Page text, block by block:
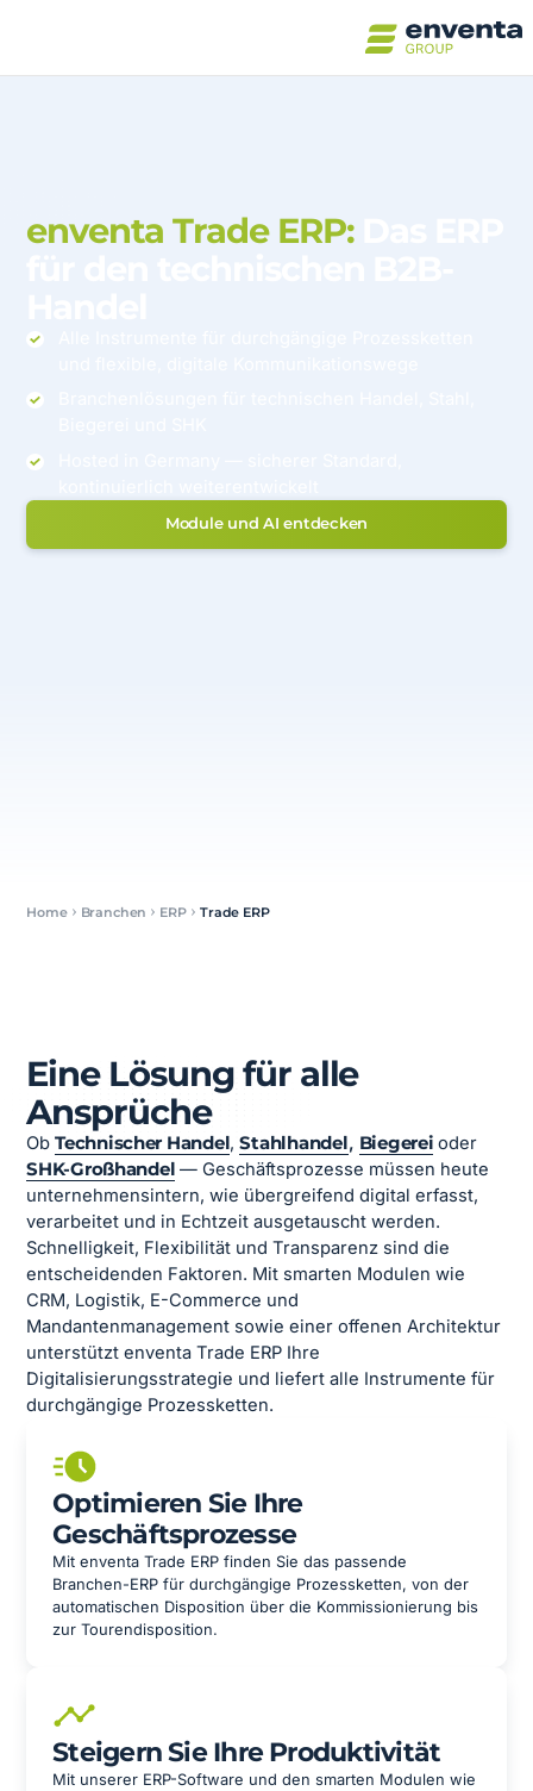
enventa Trade ERP:Das ERP
Module und AI entdecken
Home Branchen ERP Trade ERP
Eine Lösung für alle
Ansprüche
ObTechnischer Handel , Stahlhandel , Biegerei oder
SHK-Großhandel — Geschäftsprozesse müssen heute
unternehmensintern, wie übergreifend digital erfasst,
verarbeitet und in Echtzeit ausgetauscht werden.
Schnelligkeit, Flexibilität und Transparenz sind die
entscheidenden Faktoren. Mit smarten Modulen wie
CRM, Logistik, E-Commerce und
Mandantenmanagement sowie einer offenen Architektur
unterstützt enventa Trade ERP Ihre
Digitalisierungsstrategie und liefert alle Instrumente für
durchgängige Prozessketten.
Optimieren Sie Ihre
Geschäftsprozesse
Mit enventa Trade ERP finden Sie das passende
Branchen-ERP für durchgängige Prozessketten, von der
automatischen Disposition über die Kommissionierung bis
zur Tourendisposition.
Steigern Sie Ihre Produktivität
Mit unserer ERP-Software und den smarten Modulen wie